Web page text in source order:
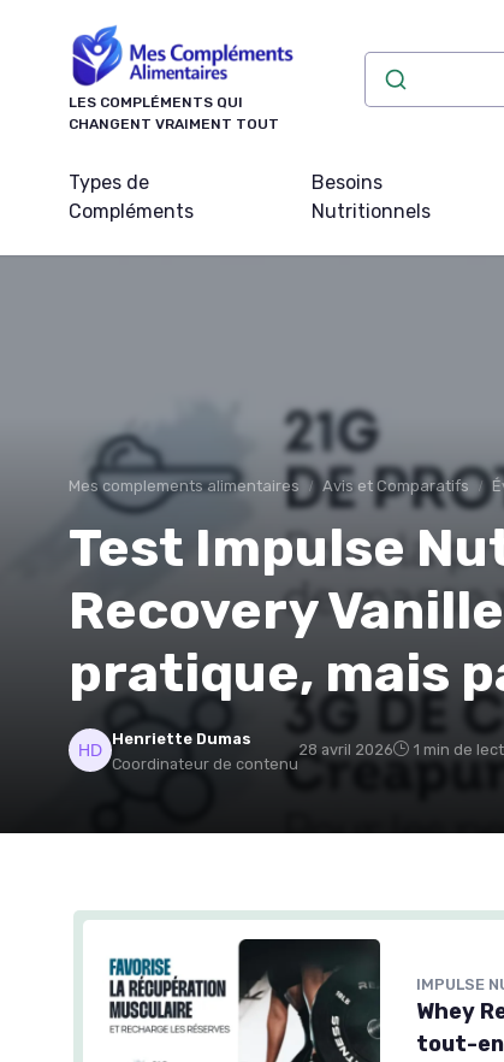
LES COMPLÉMENTS QUI
CHANGENT VRAIMENT TOUT
Types de
Compléments
Besoins
Nutritionnels
Mes complements alimentaires Avis et Comparatifs
Test Impulse
Recovery
pratique, mais
Henriette Dumas
Coordinateur de contenu
28 avril 2026 1 min de
IMPULSE
Whey
tout-